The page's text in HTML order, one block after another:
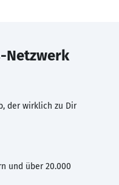
Netzwerk
der wirklich zu Dir
und über 20.000